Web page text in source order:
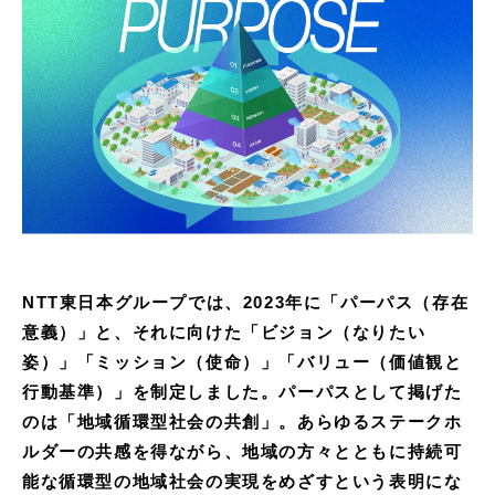
NTT東日本グループでは、2023年に「パーパス（存在
意義）」と、それに向けた「ビジョン（なりたい
姿）」「ミッション（使命）」「バリュー（価値観と
行動基準）」を制定しました。パーパスとして掲げた
のは「地域循環型社会の共創」。あらゆるステークホ
ルダーの共感を得ながら、地域の方々とともに持続可
能な循環型の地域社会の実現をめざすという表明にな